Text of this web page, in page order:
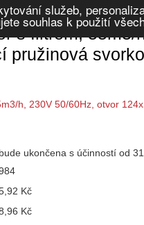
služeb,
souhlas k použití
rozváděčové ventilátory
s filtrem,
pružinová
ukončena s účinností od
Kč
Kč